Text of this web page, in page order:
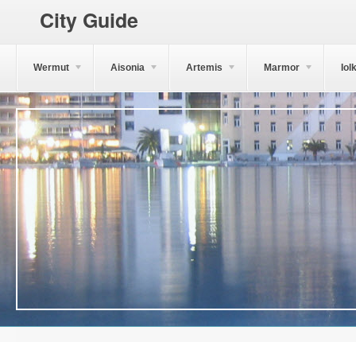
City Guide
Wermut Aisonia Artemis Marmor